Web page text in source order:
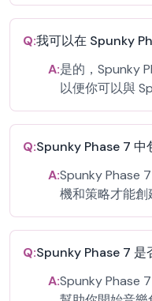
Q:我可以在 Spunky
A:是的，Spunky
以便你可以與
Q:Spunky Phase 7 中
A:Spunky Phase
機和策略才能創
Q:Spunky Phase 7 是
A:Spunky Phase